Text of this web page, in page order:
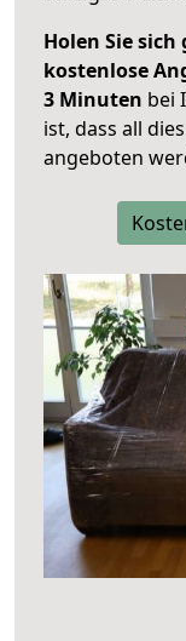
Holen Sie
kostenlose
3 Minuten bei
ist, dass all
angeboten